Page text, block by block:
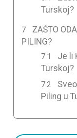
Turskoj?
ZAŠTO
PILING?
Je li
Turskoj?
Piling u